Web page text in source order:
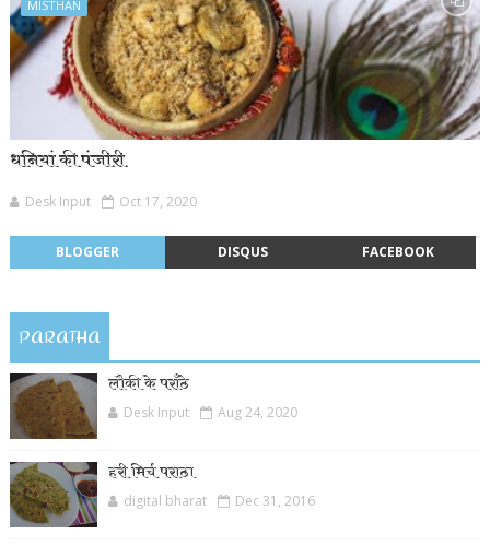
MISTHAN
धनियां की पंजीरी
Desk Input Oct 17, 2020
BLOGGER DISQUS FACEBOOK
PARATHA
लौकी के पराँठे
Desk Input Aug 24, 2020
हरी मिर्च पराठा
digital bharat Dec 31, 2016